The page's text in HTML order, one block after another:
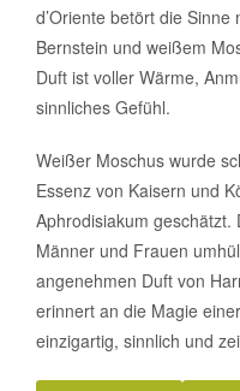
d’Oriente betört die
Bernstein und weißem
Duft ist voller Wärme,
sinnliches Gefühl.
Weißer Moschus wurde
Essenz von Kaisern und
Aphrodisiakum
Männer und Frauen
angenehmen Duft von
erinnert an die Magie
einzigartig, sinnlich und